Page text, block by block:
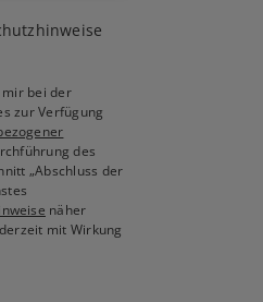
mir bei der
zur Verfügung
des
„Abschluss der
näher
mit Wirkung